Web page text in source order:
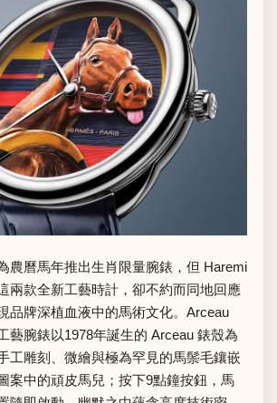
農曆馬年推出生肖限量腕錶，但 Haremi
兩款全新工藝時計，卻不約而同地回應
品牌深植血液中的馬術文化。Arceau
藝腕錶以1978年誕生的 Arceau 錶殼為
工雕刻、微繪與極為罕見的馬鬃毛鑲嵌
案中的頑皮馬兒；按下9點鐘按鈕，馬